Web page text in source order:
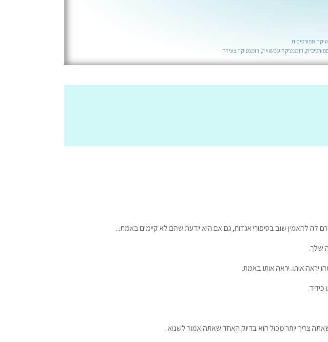
ספורטיבית
, רומנטיקה עכשווית, רומנטיקה צעירה
לה להאמין שוב בסיפורי אגדות, גם אם היא יודעת שהם לא קיימים באמת...
שלך.
יראה אותו. יראה אותו באמת.
צריך יותר מכול הוא בדיוק האחד שאתה אמור לשנוא.